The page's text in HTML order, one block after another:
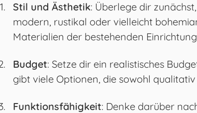
Stil und Ästhetik: Überlege dir
modern, rustikal oder vielleicht
Materialien der bestehenden
Budget: Setze dir ein realistisches
gibt viele Optionen, die sowohl
Funktionsfähigkeit: Denke darüber